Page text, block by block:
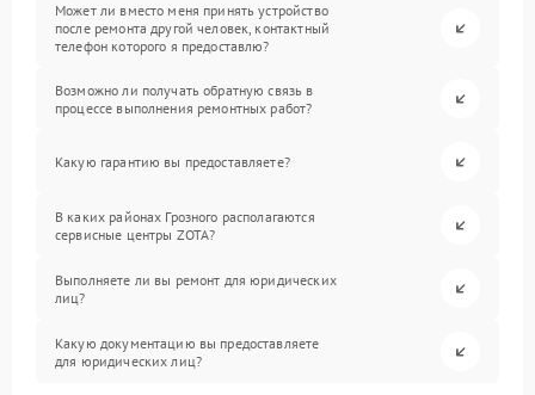
Может ли вместо меня принять устройство
после ремонта другой человек, контактный
телефон которого я предоставлю?
Возможно ли получать обратную связь в
процессе выполнения ремонтных работ?
Какую гарантию вы предоставляете?
В каких районах Грозного располагаются
сервисные центры ZOTA?
Выполняете ли вы ремонт для юридических
лиц?
Какую документацию вы предоставляете
для юридических лиц?